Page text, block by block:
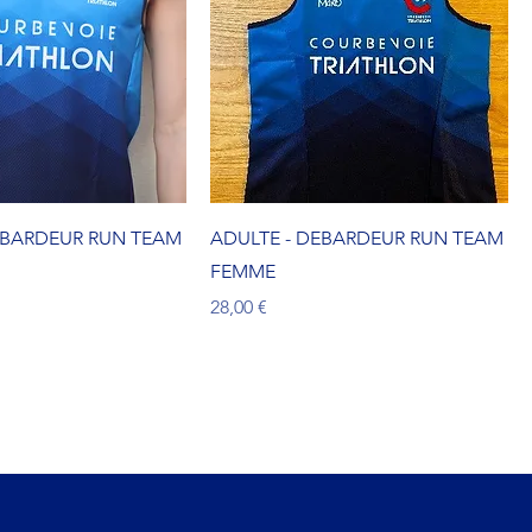
RUN TEAM
ADULTE - DEBARDEUR RUN TEAM
FEMME
Prix
28,00 €